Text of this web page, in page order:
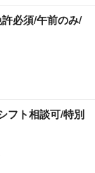
必須/午前のみ/
フト相談可/特別